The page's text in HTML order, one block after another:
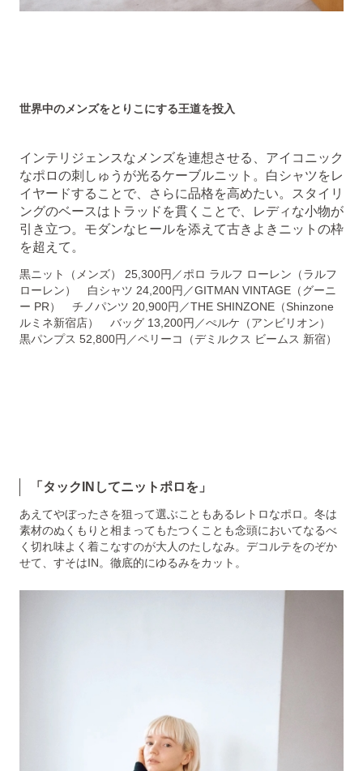
世界中のメンズをとりこにする王道を投入
インテリジェンスなメンズを連想させる、アイコニック
なポロの刺しゅうが光るケーブルニット。白シャツをレ
イヤードすることで、さらに品格を高めたい。スタイリ
ングのベースはトラッドを貫くことで、レディな小物が
引き立つ。モダンなヒールを添えて古きよきニットの枠
を超えて。
黒ニット（メンズ） 25,300円／ポロ ラルフ ローレン（ラルフ
ローレン） 白シャツ 24,200円／GITMAN VINTAGE（グーニ
ー PR） チノパンツ 20,900円／THE SHINZONE（Shinzone
ルミネ新宿店） バッグ 13,200円／ぺルケ（アンビリオン）
黒パンプス 52,800円／ペリーコ（デミルクス ビームス 新宿）
「タックINしてニットポロを」
あえてやぼったさを狙って選ぶこともあるレトロなポロ。冬は
素材のぬくもりと相まってもたつくことも念頭においてなるべ
く切れ味よく着こなすのが大人のたしなみ。デコルテをのぞか
せて、すそはIN。徹底的にゆるみをカット。